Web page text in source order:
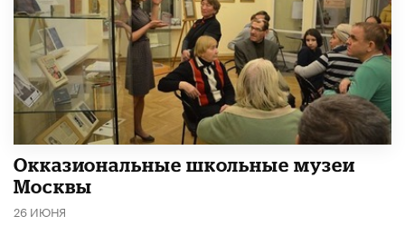
​Окказиональные школьные музеи
Москвы
26 ИЮНЯ